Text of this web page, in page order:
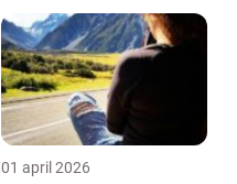
01 april 2026